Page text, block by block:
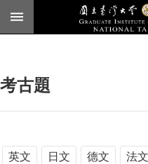
跳到主要內容區塊
臺
English
考古題
英文 日文 德文 法文